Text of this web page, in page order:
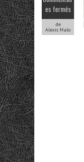
es fermés
de
Alexis Malo